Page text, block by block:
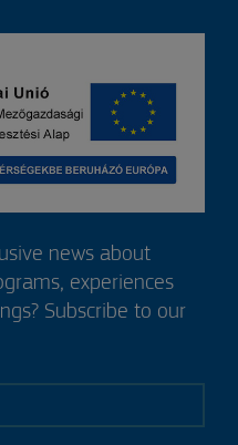
news about
experiences
Subscribe to our